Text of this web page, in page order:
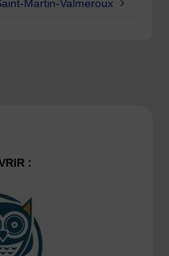
Martin-Valmeroux
: